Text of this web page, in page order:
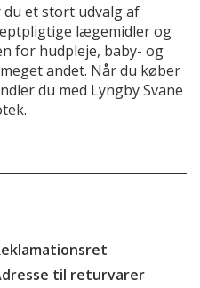
et stort udvalg af
lægemidler og
for hudpleje, baby- og
andet. Når du køber
du med Lyngby Svane
til returvarer